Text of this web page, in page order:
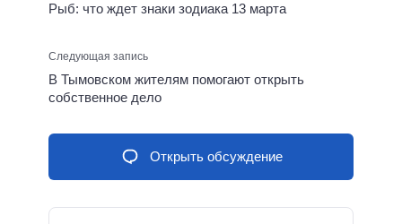
Рыб: что ждет знаки зодиака 13 марта
Следующая запись
В Тымовском жителям помогают открыть
собственное дело
Открыть обсуждение